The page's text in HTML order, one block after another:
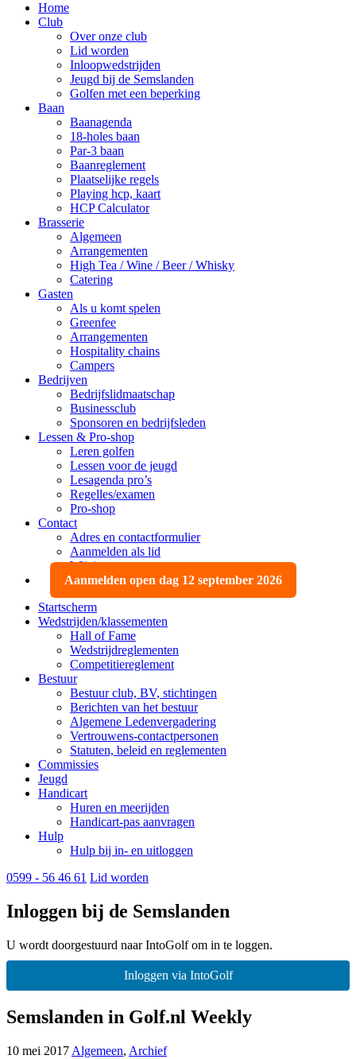
Home
Club
Over onze club
Lid worden
Inloopwedstrijden
Jeugd bij de Semslanden
Golfen met een beperking
Baan
Baanagenda
18-holes baan
Par-3 baan
Baanreglement
Plaatselijke regels
Playing hcp, kaart
HCP Calculator
Brasserie
Algemeen
Arrangementen
High Tea / Wine / Beer / Whisky
Catering
Gasten
Als u komt spelen
Greenfee
Arrangementen
Hospitality chains
Campers
Bedrijven
Bedrijfslidmaatschap
Businessclub
Sponsoren en bedrijfsleden
Lessen & Pro-shop
Leren golfen
Lessen voor de jeugd
Lesagenda pro’s
Regelles/examen
Pro-shop
Contact
Adres en contactformulier
Aanmelden als lid
Wijzigen, opzeggen
Aanmelden open dag 12 september 2026
Startscherm
Wedstrijden/klassementen
Hall of Fame
Wedstrijdreglementen
Competitiereglement
Bestuur
Bestuur club, BV, stichtingen
Berichten van het bestuur
Algemene Ledenvergadering
Vertrouwens-contactpersonen
Statuten, beleid en reglementen
Commissies
Jeugd
Handicart
Huren en meerijden
Handicart-pas aanvragen
Hulp
Hulp bij in- en uitloggen
0599 - 56 46 61 Lid worden
Inloggen bij de Semslanden
U wordt doorgestuurd naar IntoGolf om in te loggen.
Inloggen via IntoGolf
Semslanden in Golf.nl Weekly
10 mei 2017 Algemeen, Archief